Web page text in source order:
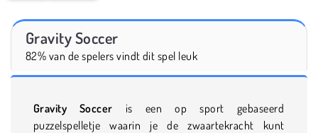
Gravity Soccer
82% van de spelers vindt dit spel leuk
Gravity Soccer is een op sport gebaseerd
puzzelspelletje waarin je de zwaartekracht kunt